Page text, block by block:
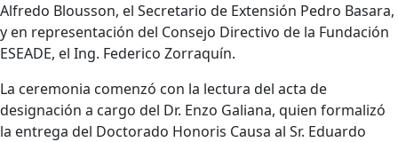
Alfredo Blousson, el Secretario de Extensión Pedro Basara,
y en representación del Consejo Directivo de la Fundación
ESEADE, el Ing. Federico Zorraquín.
La ceremonia comenzó con la lectura del acta de
designación a cargo del Dr. Enzo Galiana, quien formalizó
la entrega del Doctorado Honoris Causa al Sr. Eduardo